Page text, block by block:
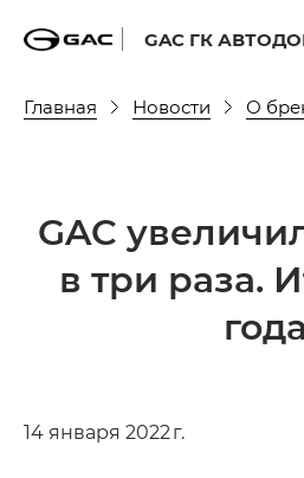
GAC ГК
Главная Новости О
GAC
в три раза.
года
14 января 2022 г.